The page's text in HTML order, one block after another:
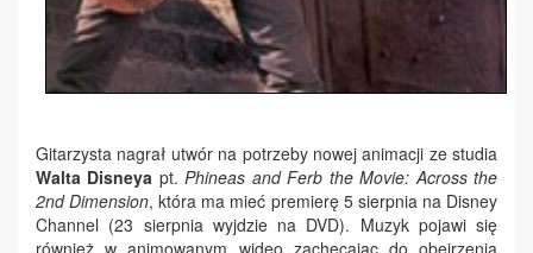
Gitarzysta nagrał utwór na potrzeby nowej animacji ze studia
Walta Disneya pt.Phineas and Ferb the Movie: Across the
2nd Dimension, która ma mieć premierę 5 sierpnia na Disney
Channel (23 sierpnia wyjdzie na DVD). Muzyk pojawi się
również w animowanym wideo zachęcając do obejrzenia